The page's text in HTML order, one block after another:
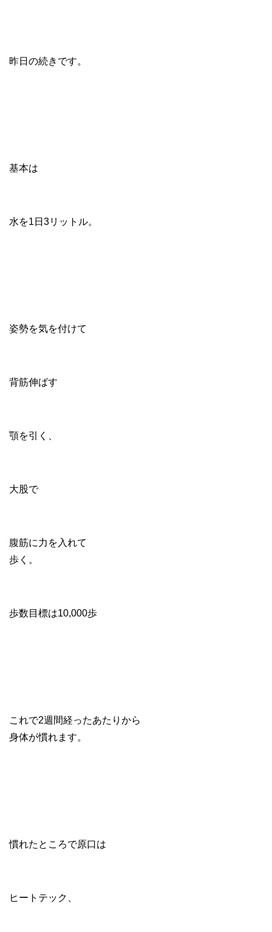
昨日の続きです。
基本は
水を1日3リットル。
姿勢を気を付けて
背筋伸ばす
顎を引く、
大股で
腹筋に力を入れて
歩く。
歩数目標は10,000歩
これで2週間経ったあたりから
身体が慣れます。
慣れたところで原口は
ヒートテック、